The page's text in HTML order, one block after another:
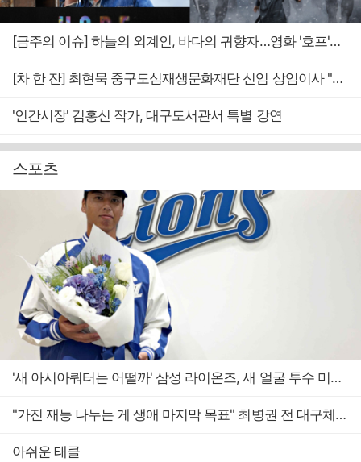
[금주의 이슈] 하늘의 외계인, 바다의 귀향자…영화 '호프'와 '오디세이'
[차 한 잔] 최현묵 중구도심재생문화재단 신임 상임이사 "서문시장·경상감영 등 지역 자원 활용…문화의 일상화"
'인간시장' 김홍신 작가, 대구도서관서 특별 강연
스포츠
'새 아시아쿼터는 어떨까' 삼성 라이온즈, 새 얼굴 투수 미야모리 영입
"가진 재능 나누는 게 생애 마지막 목표" 최병권 전 대구체고 복싱 감독
아쉬운 태클